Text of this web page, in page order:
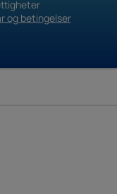
og betingelser